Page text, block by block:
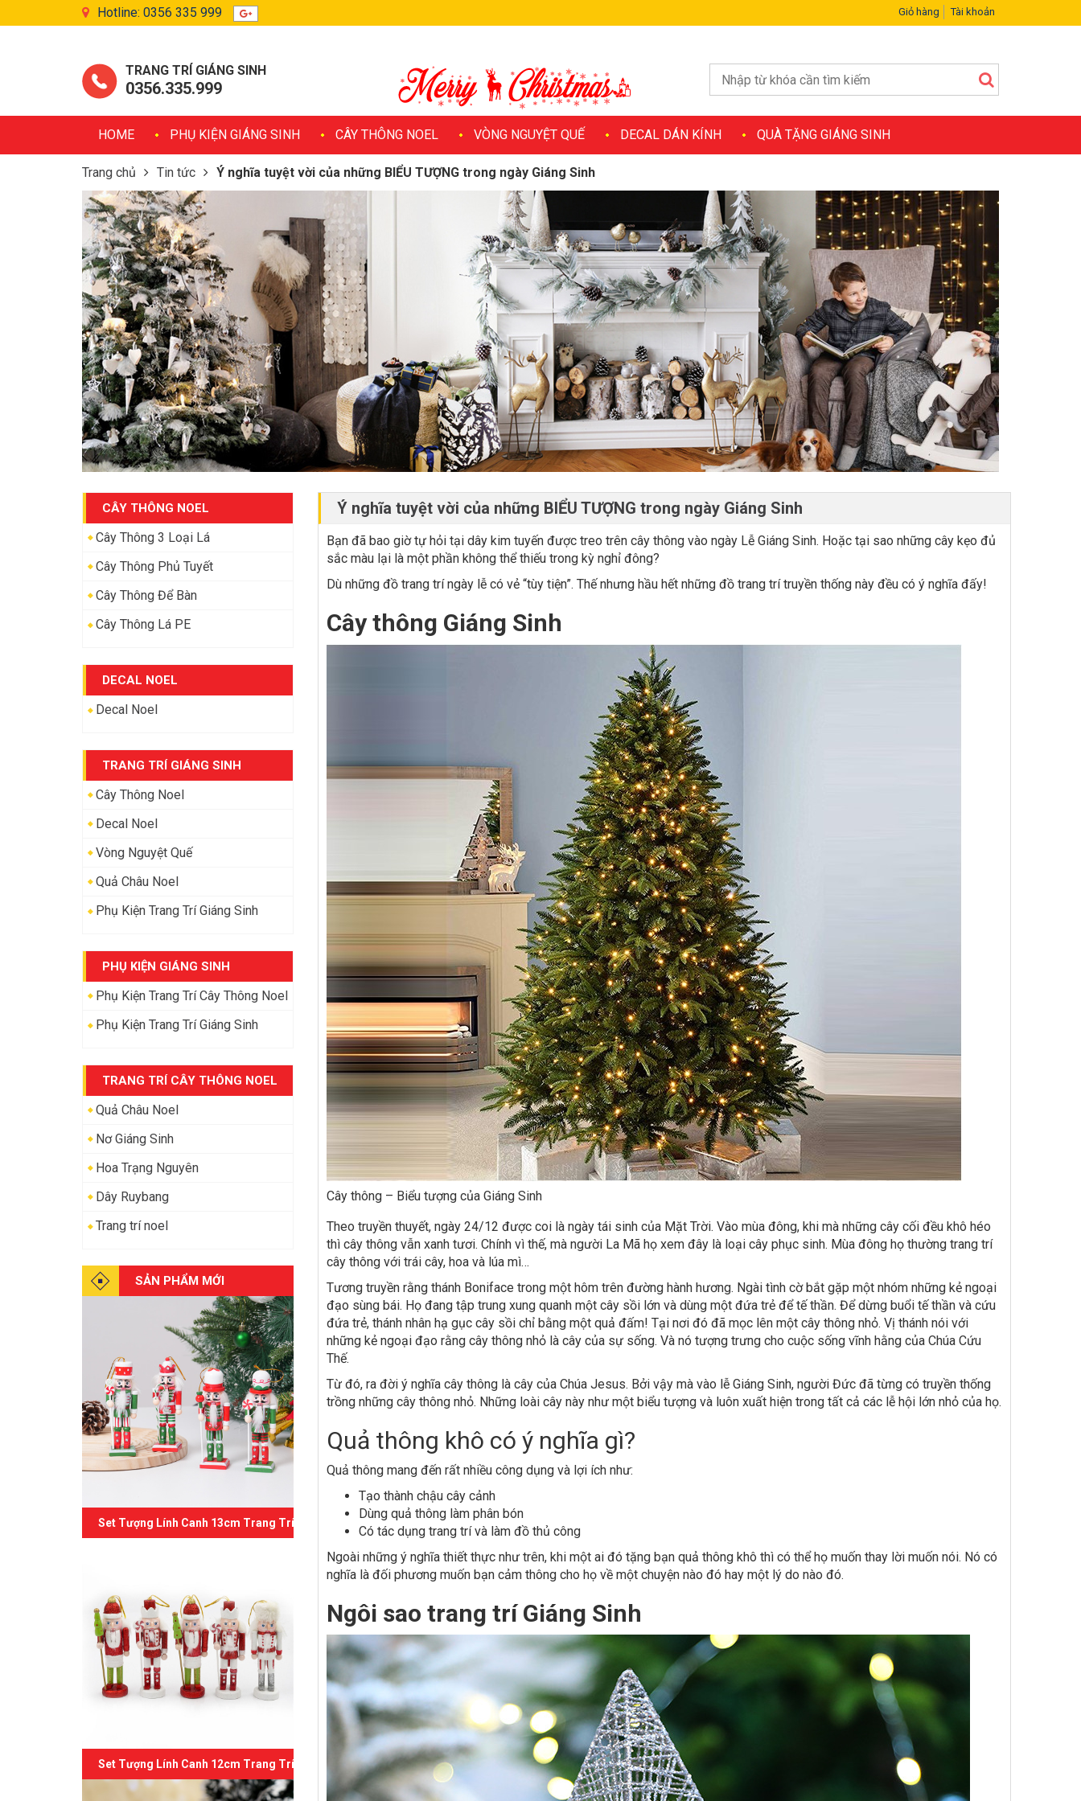
Hotline: 0356 335 999 Giỏ hàng Tài khoản
TRANG TRÍ GIÁNG SINH
0356.335.999
HOME PHỤ KIỆN GIÁNG SINH CÂY THÔNG NOEL VÒNG NGUYỆT QUẾ DECAL DÁN KÍNH QUÀ TẶNG GIÁNG SINH
Trang chủ Tin tức Ý nghĩa tuyệt vời của những BIỂU TƯỢNG trong ngày Giáng Sinh
CÂY THÔNG NOEL
Cây Thông 3 Loại Lá
Cây Thông Phủ Tuyết
Cây Thông Để Bàn
Cây Thông Lá PE
DECAL NOEL
Decal Noel
TRANG TRÍ GIÁNG SINH
Cây Thông Noel
Decal Noel
Vòng Nguyệt Quế
Quả Châu Noel
Phụ Kiện Trang Trí Giáng Sinh
PHỤ KIỆN GIÁNG SINH
Phụ Kiện Trang Trí Cây Thông Noel
Phụ Kiện Trang Trí Giáng Sinh
TRANG TRÍ CÂY THÔNG NOEL
Quả Châu Noel
Nơ Giáng Sinh
Hoa Trạng Nguyên
Dây Ruybang
Trang trí noel
SẢN PHẨM MỚI
Set Tượng Lính Canh 13cm Trang Trí Giáng Sinh 07
Set Tượng Lính Canh 12cm Trang Trí Giáng Sinh 06
Ý nghĩa tuyệt vời của những BIỂU TƯỢNG trong ngày Giáng Sinh
Bạn đã bao giờ tự hỏi tại dây kim tuyến được treo trên cây thông vào ngày Lễ Giáng Sinh. Hoặc tại sao những cây kẹo đủ
sắc màu lại là một phần không thể thiếu trong kỳ nghỉ đông?
Dù những đồ trang trí ngày lễ có vẻ “tùy tiện”. Thế nhưng hầu hết những đồ trang trí truyền thống này đều có ý nghĩa đấy!
Cây thông Giáng Sinh
Cây thông – Biểu tượng của Giáng Sinh
Theo truyền thuyết, ngày 24/12 được coi là ngày tái sinh của Mặt Trời. Vào mùa đông, khi mà những cây cối đều khô héo
thì cây thông vẫn xanh tươi. Chính vì thế, mà người La Mã họ xem đây là loại cây phục sinh. Mùa đông họ thường trang trí
cây thông với trái cây, hoa và lúa mì…
Tương truyền rằng thánh Boniface trong một hôm trên đường hành hương. Ngài tình cờ bắt gặp một nhóm những kẻ ngoại
đạo sùng bái. Họ đang tập trung xung quanh một cây sồi lớn và dùng một đứa trẻ để tế thần. Để dừng buổi tế thần và cứu
đứa trẻ, thánh nhân hạ gục cây sồi chỉ bằng một quả đấm! Tại nơi đó đã mọc lên một cây thông nhỏ. Vị thánh nói với
những kẻ ngoại đạo rằng cây thông nhỏ là cây của sự sống. Và nó tượng trưng cho cuộc sống vĩnh hằng của Chúa Cứu
Thế.
Từ đó, ra đời ý nghĩa cây thông là cây của Chúa Jesus. Bởi vậy mà vào lễ Giáng Sinh, người Đức đã từng có truyền thống
trồng những cây thông nhỏ. Những loài cây này như một biểu tượng và luôn xuất hiện trong tất cả các lễ hội lớn nhỏ của họ.
Quả thông khô có ý nghĩa gì?
Quả thông mang đến rất nhiều công dụng và lợi ích như:
Tạo thành chậu cây cảnh
Dùng quả thông làm phân bón
Có tác dụng trang trí và làm đồ thủ công
Ngoài những ý nghĩa thiết thực như trên, khi một ai đó tặng bạn quả thông khô thì có thể họ muốn thay lời muốn nói. Nó có
nghĩa là đối phương muốn bạn cảm thông cho họ về một chuyện nào đó hay một lý do nào đó.
Ngôi sao trang trí Giáng Sinh